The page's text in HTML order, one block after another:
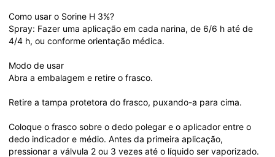
Como usar o Sorine H 3%?
Spray: Fazer uma aplicação em cada narina, de 6/6 h até de
4/4 h, ou conforme orientação médica.
Modo de usar
Abra a embalagem e retire o frasco.
Retire a tampa protetora do frasco, puxando-a para cima.
Coloque o frasco sobre o dedo polegar e o aplicador entre o
dedo indicador e médio. Antes da primeira aplicação,
pressionar a válvula 2 ou 3 vezes até o líquido ser vaporizado.